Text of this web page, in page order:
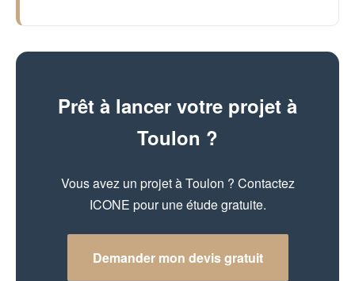
Prêt à lancer votre projet à
Toulon ?
Vous avez un projet à Toulon ? Contactez
ICONE pour une étude gratuite.
Demander mon devis gratuit